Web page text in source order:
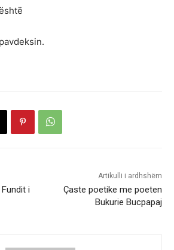
i
Artikulli i ardhshëm
Çaste poetike me poeten
Bukurie Bucpapaj